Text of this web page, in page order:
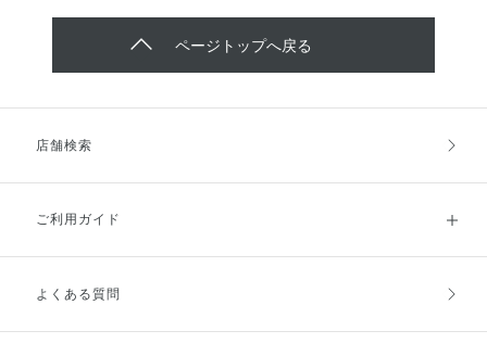
ページトップへ戻る
店舗検索
ご利用ガイド
ご利用ガイドトップ
よくある質問